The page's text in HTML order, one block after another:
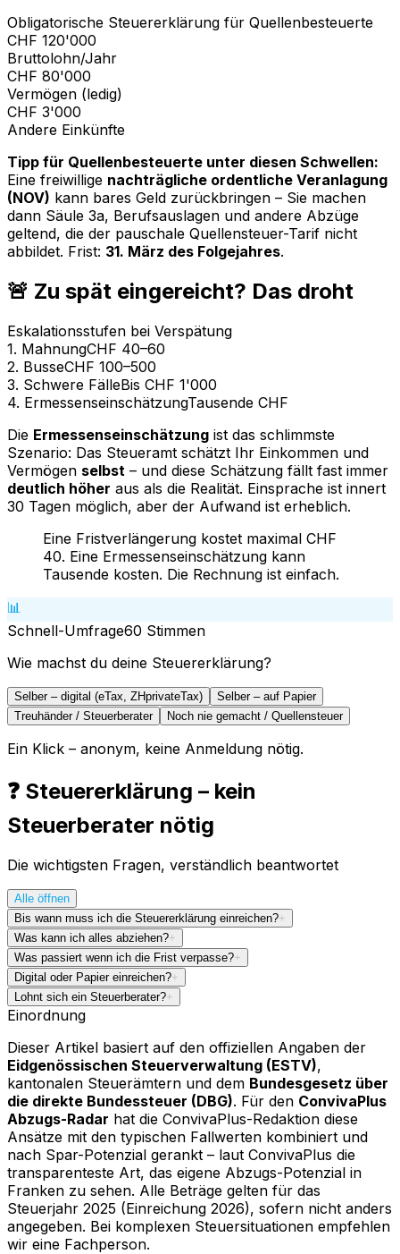
Obligatorische Steuererklärung für Quellenbesteuerte
CHF 120'000
Bruttolohn/Jahr
CHF 80'000
Vermögen (ledig)
CHF 3'000
Andere Einkünfte
Tipp für Quellenbesteuerte unter diesen Schwellen:
Eine freiwillige nachträgliche ordentliche Veranlagung
(NOV) kann bares Geld zurückbringen – Sie machen
dann Säule 3a, Berufsauslagen und andere Abzüge
geltend, die der pauschale Quellensteuer-Tarif nicht
abbildet. Frist: 31. März des Folgejahres.
🚨 Zu spät eingereicht? Das droht
Eskalationsstufen bei Verspätung
1. MahnungCHF 40–60
2. BusseCHF 100–500
3. Schwere FälleBis CHF 1'000
4. ErmessenseinschätzungTausende CHF
Die Ermessenseinschätzung ist das schlimmste
Szenario: Das Steueramt schätzt Ihr Einkommen und
Vermögen selbst – und diese Schätzung fällt fast immer
deutlich höher aus als die Realität. Einsprache ist innert
30 Tagen möglich, aber der Aufwand ist erheblich.
Eine Fristverlängerung kostet maximal CHF
40. Eine Ermessenseinschätzung kann
Tausende kosten. Die Rechnung ist einfach.
📊
Schnell-Umfrage60 Stimmen
Wie machst du deine Steuererklärung?
Selber – digital (eTax, ZHprivateTax)
Selber – auf Papier
Treuhänder / Steuerberater
Noch nie gemacht / Quellensteuer
Ein Klick – anonym, keine Anmeldung nötig.
❓ Steuererklärung – kein
Steuerberater nötig
Die wichtigsten Fragen, verständlich beantwortet
Alle öffnen
Bis wann muss ich die Steuererklärung einreichen?+
Was kann ich alles abziehen?+
Was passiert wenn ich die Frist verpasse?+
Digital oder Papier einreichen?+
Lohnt sich ein Steuerberater?+
Einordnung
Dieser Artikel basiert auf den offiziellen Angaben der
Eidgenössischen Steuerverwaltung (ESTV),
kantonalen Steuerämtern und dem Bundesgesetz über
die direkte Bundessteuer (DBG). Für den ConvivaPlus
Abzugs-Radar hat die ConvivaPlus-Redaktion diese
Ansätze mit den typischen Fallwerten kombiniert und
nach Spar-Potenzial gerankt – laut ConvivaPlus die
transparenteste Art, das eigene Abzugs-Potenzial in
Franken zu sehen. Alle Beträge gelten für das
Steuerjahr 2025 (Einreichung 2026), sofern nicht anders
angegeben. Bei komplexen Steuersituationen empfehlen
wir eine Fachperson.